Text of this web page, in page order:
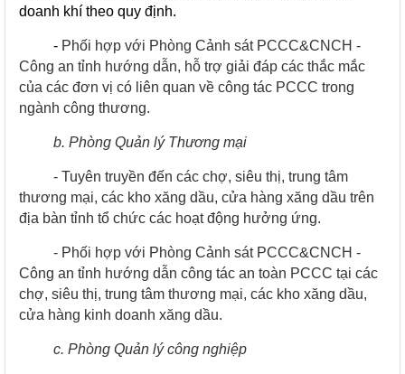
doanh khí theo quy định.
- Phối hợp với Phòng Cảnh sát PCCC&CNCH -
Công an tỉnh hướng dẫn, hỗ trợ giải đáp các thắc mắc
của các đơn vị có liên quan về công tác PCCC trong
ngành công thương.
b. Phòng Quản lý Thương mại
- Tuyên truyền đến các chợ, siêu thị, trung tâm
thương mại, các kho xăng dầu, cửa hàng xăng dầu trên
địa bàn tỉnh tổ chức các hoạt động hưởng ứng.
- Phối hợp với Phòng Cảnh sát PCCC&CNCH -
Công an tỉnh hướng dẫn công tác an toàn PCCC tại các
chợ, siêu thị, trung tâm thương mại, các kho xăng dầu,
cửa hàng kinh doanh xăng dầu.
c. Phòng Quản lý công nghiệp